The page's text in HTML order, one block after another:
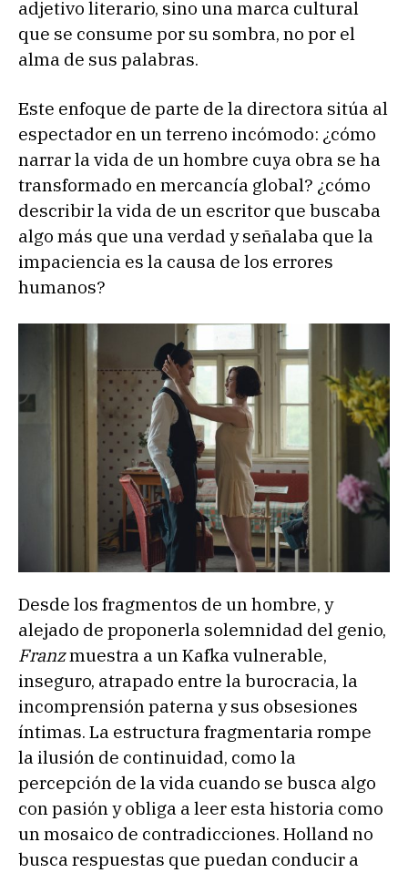
adjetivo literario, sino una marca cultural
que se consume por su sombra, no por el
alma de sus palabras.
Este enfoque de parte de la directora sitúa al
espectador en un terreno incómodo: ¿cómo
narrar la vida de un hombre cuya obra se ha
transformado en mercancía global? ¿cómo
describir la vida de un escritor que buscaba
algo más que una verdad y señalaba que la
impaciencia es la causa de los errores
humanos?
Desde los fragmentos de un hombre, y
alejado de proponerla solemnidad del genio,
Franzmuestra a un Kafka vulnerable,
inseguro, atrapado entre la burocracia, la
incomprensión paterna y sus obsesiones
íntimas. La estructura fragmentaria rompe
la ilusión de continuidad, como la
percepción de la vida cuando se busca algo
con pasión y obliga a leer esta historia como
un mosaico de contradicciones. Holland no
busca respuestas que puedan conducir a